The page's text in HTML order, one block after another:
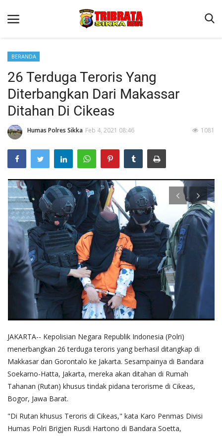
Beranda
Terms & Conditions
Reskrim
Binkam
Lantas
Polisi Kita
Giat Ops
BERANDA
26 Terduga Teroris Yang
Diterbangkan Dari Makassar
Ditahan Di Cikeas
Humas Polres Sikka Feb 4, 2021 08:46 1081
JAKARTA-- Kepolisian Negara Republik Indonesia (Polri)
menerbangkan 26 terduga teroris yang berhasil ditangkap di
Makkasar dan Gorontalo ke Jakarta. Sesampainya di Bandara
Soekarno-Hatta, Jakarta, mereka akan ditahan di Rumah
Tahanan (Rutan) khusus tindak pidana terorisme di Cikeas,
Bogor, Jawa Barat.
"Di Rutan khusus Teroris di Cikeas," kata Karo Penmas Divisi
Humas Polri Brigjen Rusdi Hartono di Bandara Soetta,